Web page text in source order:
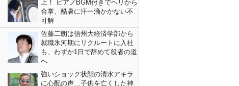
上！ ピアノBGM付きでヘリから
合掌、酷暑に汗一滴かかない不
可解
佐藤二朗は信州大経済学部から
就職氷河期にリクルートに入社
も、わずか1日で辞めて役者の道
へ
強いショック状態の清水アキラ
に心配の声…子供を亡くした神